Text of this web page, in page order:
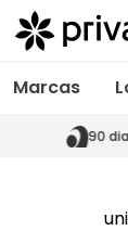
Marcas
90